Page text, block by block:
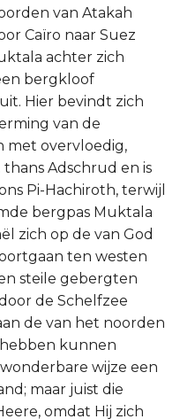
van Atakah
Caïro naar Suez
achter zich
bergkloof
Hier bevindt zich
van de
met overvloedig,
Adschrud en is
Pi-Hachiroth, terwijl
bergpas Muktala
zich op de van God
ten westen
steile gebergten
de Schelfzee
de van het noorden
kunnen
wijze een
maar juist die
omdat Hij zich